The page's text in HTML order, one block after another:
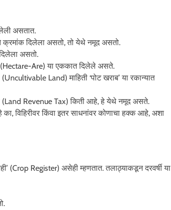
असतात.
क्रमांक दिलेला असतो, तो येथे नमूद असतो.
असतो.
Are) या एककात दिलेले असते.
Land) माहिती ‘पोट खराब’ या रकान्यात
(Land Revenue Tax) किती आहे, हे येथे नमूद असते.
विहिरीवर किंवा इतर साधनांवर कोणाचा हक्क आहे, अशा
(Crop Register) असेही म्हणतात. तलाठ्याकडून दरवर्षी या